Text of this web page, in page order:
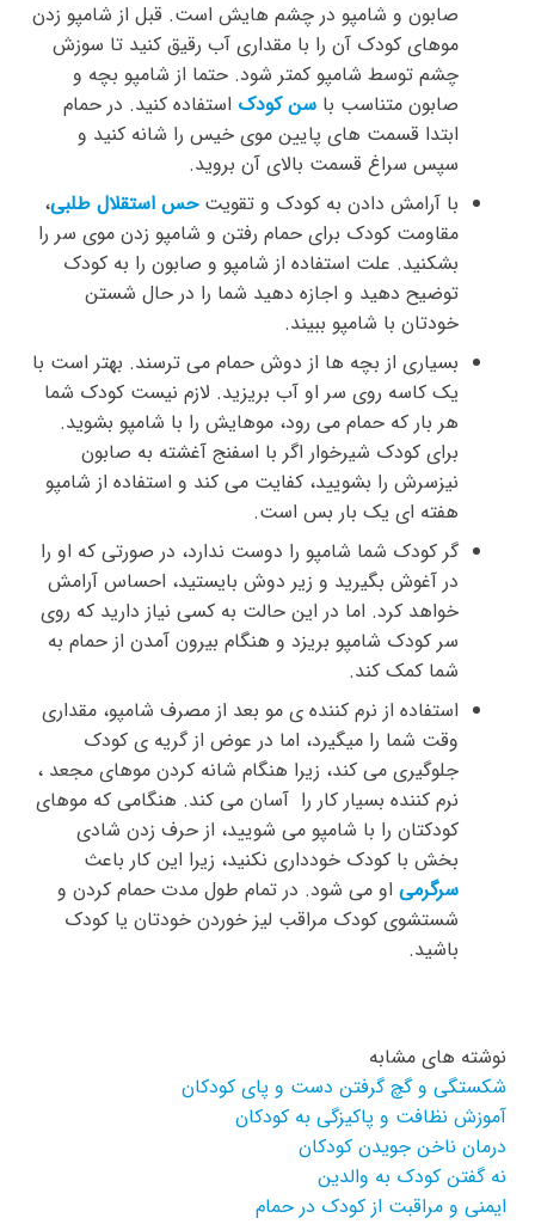
صابون و شامپو در چشم هایش است. قبل از شامپو زدن
موهای کودک آن را با مقداری آب رقیق کنید تا سوزش
چشم توسط شامپو کمتر شود. حتما از شامپو بچه و
صابون متناسب با سن کودک استفاده کنید. در حمام
ابتدا قسمت های پایین موی خیس را شانه کنید و
سپس سراغ قسمت بالای آن بروید.
با آرامش دادن به کودک و تقویتحس استقلال طلبی،
مقاومت کودک برای حمام رفتن و شامپو زدن موی سر را
بشکنید. علت استفاده از شامپو و صابون را به کودک
توضیح دهید و اجازه دهید شما را در حال شستن
خودتان با شامپو ببیند.
بسیاری از بچه ها از دوش حمام می ترسند. بهتر است با
یک کاسه روی سر او آب بریزید. لازم نیست کودک شما
هر بار که حمام می رود، موهایش را با شامپو بشوید.
برای کودک شیرخوار اگر با اسفنج آغشته به صابون
نیزسرش را بشویید، کفایت می کند و استفاده از شامپو
هفته ای یک بار بس است.
گر کودک شما شامپو را دوست ندارد، در صورتی که او را
در آغوش بگیرید و زیر دوش بایستید، احساس آرامش
خواهد کرد. اما در این حالت به کسی نیاز دارید که روی
سر کودک شامپو بریزد و هنگام بیرون آمدن از حمام به
شما کمک کند.
استفاده از نرم کننده ی مو بعد از مصرف شامپو، مقداری
وقت شما را میگیرد، اما در عوض از گریه ی کودک
جلوگیری می کند، زیرا هنگام شانه کردن موهای مجعد ،
نرم کننده بسیار کار را آسان می کند. هنگامی که موهای
کودکتان را با شامپو می شویید، از حرف زدن شادی
بخش با کودک خودداری نکنید، زیرا این کار باعث
سرگرمی او می شود. در تمام طول مدت حمام کردن و
شستشوی کودک مراقب لیز خوردن خودتان یا کودک
باشید.
نوشته های مشابه
شکستگی و گچ گرفتن دست و پای کودکان
آموزش نظافت و پاکیزگی به کودکان
درمان ناخن جویدن کودکان
نه گفتن کودک به والدین
ایمنی و مراقبت از کودک در حمام